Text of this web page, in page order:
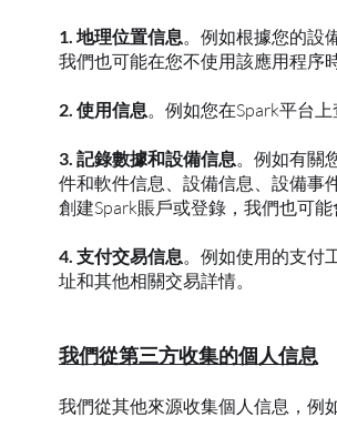
1. 地理位置信息。例如根據您的設
我們也可能在您不使用該應用程序
2. 使用信息。例如您在Spark平台
3. 記錄數據和設備信息。例如有關
件和軟件信息、設備信息、設備事
創建Spark賬戶或登錄，我們也可能
4. 支付交易信息。例如使用的支付
址和其他相關交易詳情。
我們從第三方收集的個人信息
我們從其他來源收集個人信息，例